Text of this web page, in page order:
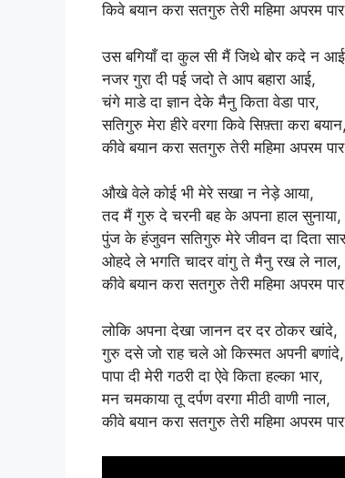
किवे बयान करा सतगुरु तेरी महिमा अपरम पार
उस बगियाँ दा कुल सी मैं जिथे बोर कदे न
नजर गुरा दी पई जदो ते आप बहारा आई,
चंगे माडे दा ज्ञान देके मैनु किता वेडा पार,
सतिगुरु मेरा हीरे वरगा किवे सिफ़्ता करा बयान,
कीवे बयान करा सतगुरु तेरी महिमा अपरम
औखे वेले कोई भी मेरे सखा न नेड़े आया,
तद मैं गुरु दे चरनी बह के अपना हाल सुनाया,
पुंज के हंजुवन सतिगुरु मेरे जीवन दा दिता
ओहदे ले भगति चादर वांगु ते मैनु रख ले नाल,
कीवे बयान करा सतगुरु तेरी महिमा अपरम
लोकि अपना देखा जानन दर दर ठोकर खांदे,
गुरु दसे जो राह चले ओ किस्मत अपनी बणांदे,
पापा दी मेरी गठरी दा ऐवे किता हल्का भार,
मन चमकाया तू दर्पण वरगा मीठी वाणी नाल,
कीवे बयान करा सतगुरु तेरी महिमा अपरम